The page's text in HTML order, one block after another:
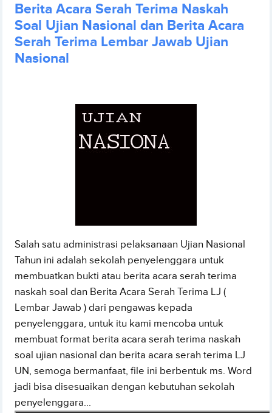
Berita Acara Serah Terima Naskah
Soal Ujian Nasional dan Berita Acara
Serah Terima Lembar Jawab Ujian
Nasional
Salah satu administrasi pelaksanaan Ujian Nasional
Tahun ini adalah sekolah penyelenggara untuk
membuatkan bukti atau berita acara serah terima
naskah soal dan Berita Acara Serah Terima LJ (
Lembar Jawab ) dari pengawas kepada
penyelenggara, untuk itu kami mencoba untuk
membuat format berita acara serah terima naskah
soal ujian nasional dan berita acara serah terima LJ
UN, semoga bermanfaat, file ini berbentuk ms. Word
jadi bisa disesuaikan dengan kebutuhan sekolah
penyelenggara...